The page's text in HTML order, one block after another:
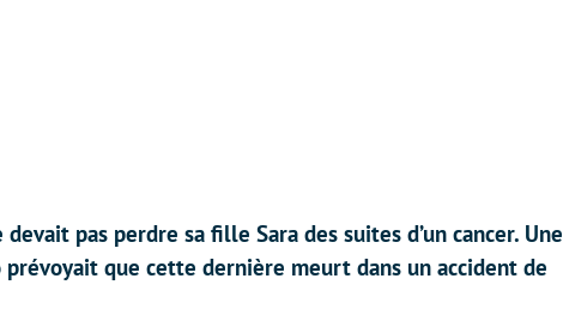
pas perdre sa fille Sara des suites d’un cancer. Une
que cette dernière meurt dans un accident de